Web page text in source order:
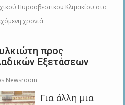
Πυροσβεστικού Κλιμακίου στα
χρονιά
προς
Εξετάσεων
Newsroom
Για άλλη μια